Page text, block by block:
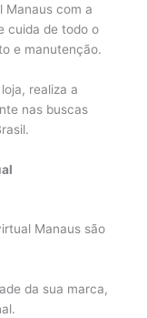
Manaus com a
cuida de todo o
e manutenção.
realiza a
nas buscas
Manaus são
da sua marca,